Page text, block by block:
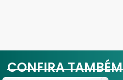
CONFIRA TAMBÉM